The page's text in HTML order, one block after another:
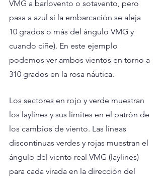
VMG a barlovento o sotavento, pero
pasa a azul si la embarcación se aleja
10 grados o más del ángulo VMG y
cuando ciñe). En este ejemplo
podemos ver ambos vientos en torno a
310 grados en la rosa náutica.
Los sectores en rojo y verde muestran
los laylines y sus límites en el patrón de
los cambios de viento. Las líneas
discontinuas verdes y rojas muestran el
ángulo del viento real VMG (laylines)
para cada virada en la dirección del